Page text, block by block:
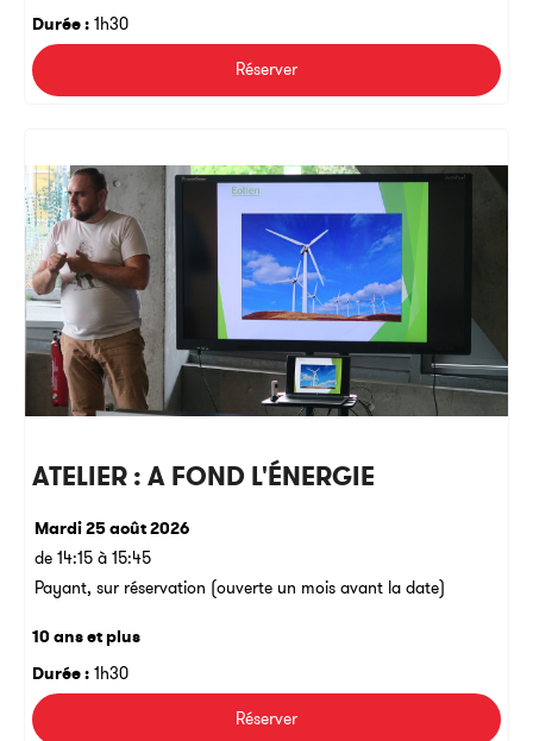
Durée : 1h30
Réserver
ATELIER : A FOND L'ÉNERGIE
Mardi 25 août 2026
de 14:15 à 15:45
Payant, sur réservation (ouverte un mois avant la date)
Durée : 1h30
10 ans et plus
Réserver